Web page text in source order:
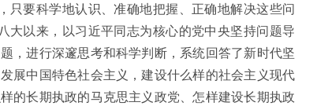
只要科学地认识、准确地把握、正确地解决这些问
大以来，以习近平同志为核心的党中央坚持问题导
，进行深邃思考和科学判断，系统回答了新时代坚
展中国特色社会主义，建设什么样的社会主义现代
的长期执政的马克思主义政党、怎样建设长期执政